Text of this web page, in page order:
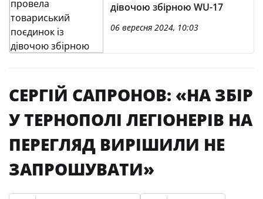
дівочою збірною WU-17
06 вересня 2024, 10:03
СЕРГІЙ САПРОНОВ: «НА ЗБІР
У ТЕРНОПОЛІ ЛЕГІОНЕРІВ НА
ПЕРЕГЛЯД ВИРІШИЛИ НЕ
ЗАПРОШУВАТИ»